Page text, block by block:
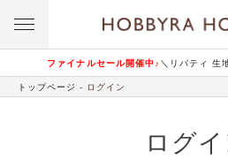
ファイナルセール開催中♪ ＼リバティ 生
トップページ ログイン
ログ